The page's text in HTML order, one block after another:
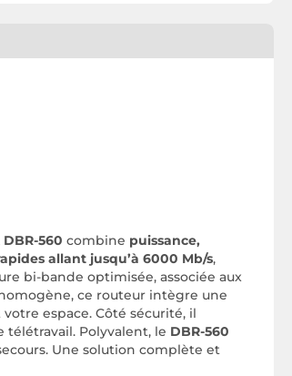
560 combine puissance,
allant jusqu’à 6000 Mb/s,
bi-bande optimisée, associée aux
ce routeur intègre une
espace. Côté sécurité, il
Polyvalent, le DBR-560
Une solution complète et